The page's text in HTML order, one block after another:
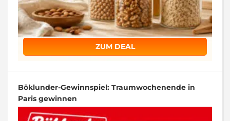
ZUM DEAL
Böklunder-Gewinnspiel: Traumwochenende in
Paris gewinnen